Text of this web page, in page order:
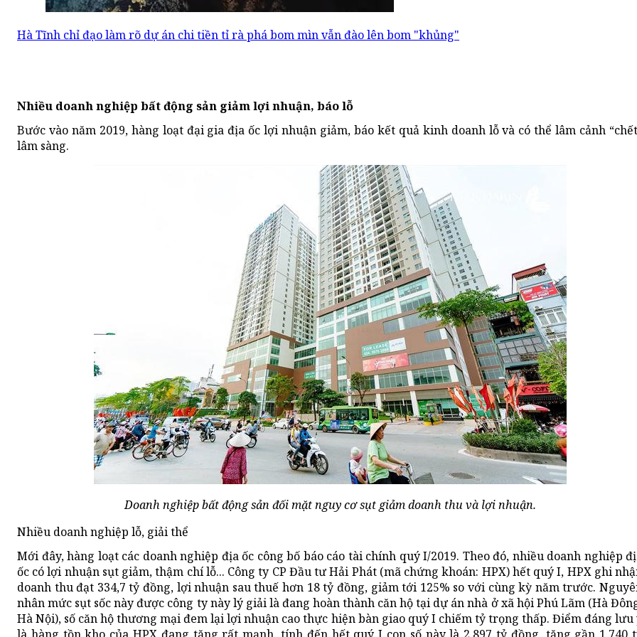
Hà Tĩnh chỉ đạo làm rõ dự án chi tiền tỉ rà phá bom mìn vẫn đào lên bom "khủng"
Nhiều doanh nghiệp bất động sản giảm lợi nhuận, báo lỗ
Bước vào năm 2019, hàng loạt đại gia địa ốc lợi nhuận giảm, báo kết quả kinh doanh lỗ và có thể lâm cảnh
lâm sàng.
Doanh nghiệp bất động sản đối mặt nguy cơ sụt giảm doanh thu và lợi nhuận.
Nhiều doanh nghiệp lỗ, giải thể
Mới đây, hàng loạt các doanh nghiệp địa ốc công bố báo cáo tài chính quý I/2019. Theo đó, nhiều doanh nghiệp
ốc có lợi nhuận sụt giảm, thậm chí lỗ... Công ty CP Đầu tư Hải Phát (mã chứng khoán: HPX) hết quý I, HPX ghi
doanh thu đạt 334,7 tỷ đồng, lợi nhuận sau thuế hơn 18 tỷ đồng, giảm tới 125% so với cùng kỳ năm trước.
nhân mức sụt sốc này được công ty này lý giải là đang hoàn thành căn hộ tại dự án nhà ở xã hội Phú Lãm (Hà
Hà Nội), số căn hộ thương mại đem lại lợi nhuận cao thực hiện bàn giao quý I chiếm tỷ trọng thấp. Điểm đáng lưu